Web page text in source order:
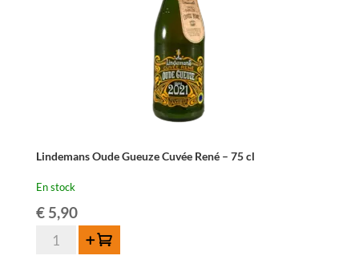
Lindemans Oude Gueuze Cuvée René – 75 cl
En stock
€5,90
quantité
Ajouter au panier